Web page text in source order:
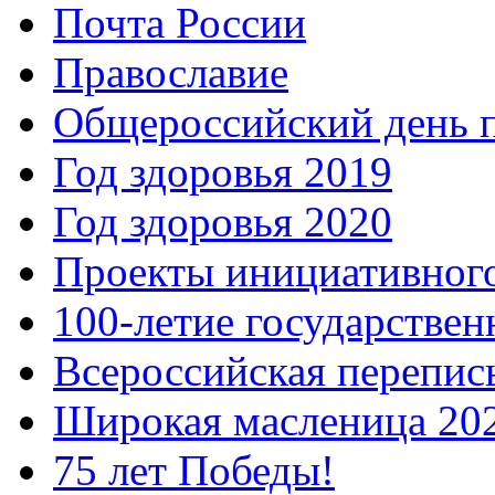
Почта России
Православие
Общероссийский день
Год здоровья 2019
Год здоровья 2020
Проекты
100-летие
Всероссийская
Широкая масленица
75 лет Победы!